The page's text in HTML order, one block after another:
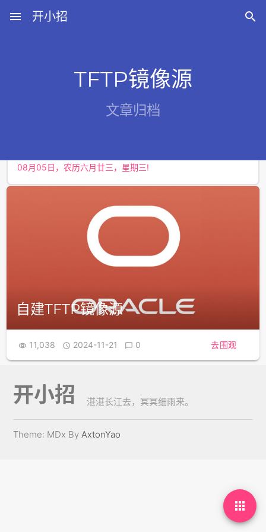
menu 开小招 
TFTP镜像源
文章归档
自建TFTP镜像源
 11,038  2024-11-21  0 去围观

开小招 湛湛长江去，冥冥细雨来。
Theme: MDx ByAxtonYao
08月09日，农历六月廿七，星期日!
08月05日，农历六月廿三，星期三!